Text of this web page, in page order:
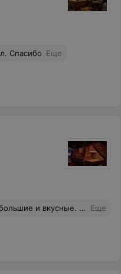
Спасибо Еще
попросить. Есть доставка еды. Рекомендую к посещению Еще